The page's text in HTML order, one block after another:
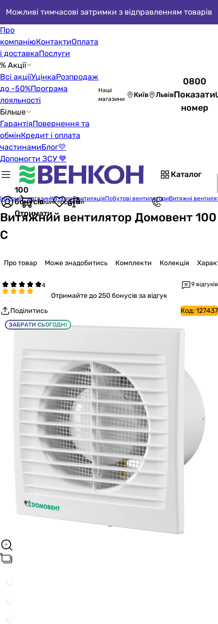
Можливі тимчасові затримки з відправленням товарів
Про
компаніюКонтактиОплата
і доставкаПослуги
% Акції
Всі акціїУцінкаРозпродаж
до -50%Програма
лояльності
Більше
ГарантіяПовернення та
обмінКредит і оплата
частинамиБлог💛
Допомогти ЗСУ 💙
Наші
магазини
Київ Львів
0800
Показати
номер
Каталог
100
бонусів
Отримати
Кошик порожній
Інтернет-магазинКаталогВентиляціяПобутові вентиляториВитяжні
Витяжний вентилятор Домовент 100
С
Про товар Може знадобитись Комплекти Колекція
9 відгуків
Отримайтедо 250 бонусів за відгук
Поділитись
Код: 127437
ЗАБРАТИ СЬОГОДНІ